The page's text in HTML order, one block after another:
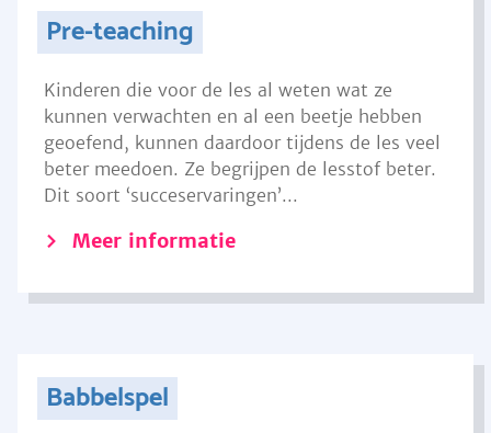
Pre-teaching
Kinderen die voor de les al weten wat ze
kunnen verwachten en al een beetje hebben
geoefend, kunnen daardoor tijdens de les veel
beter meedoen. Ze begrijpen de lesstof beter.
Dit soort ‘succeservaringen’...
Meer informatie
Babbelspel